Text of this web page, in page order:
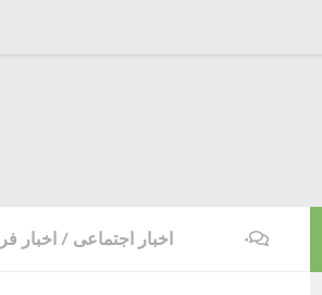
اخبار اجتماعی / اخبار ۰